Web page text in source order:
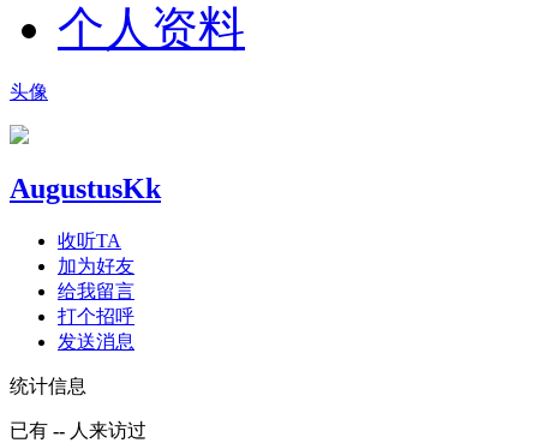
个人资料
头像
AugustusKk
收听TA
加为好友
给我留言
打个招呼
发送消息
统计信息
已有 -- 人来访过